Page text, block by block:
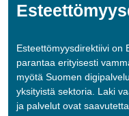
Esteettömyysdirektiivi on
parantaa erityisesti
myötä Suomen
yksityistä sektoria. Laki
ja palvelut ovat